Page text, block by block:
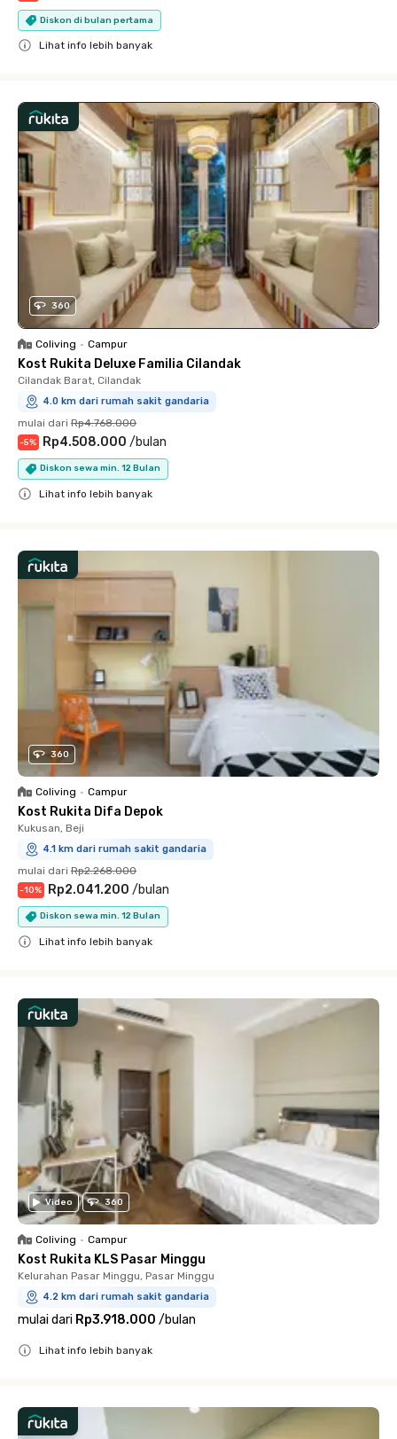
Diskon di bulan pertama
Lihat info lebih banyak
360
Coliving • Campur
Kost Rukita Deluxe Familia Cilandak
Cilandak Barat, Cilandak
4.0 km dari rumah sakit gandaria
mulai dari Rp4.768.000
-5% Rp4.508.000 /bulan
Diskon sewa min. 12 Bulan
Lihat info lebih banyak
360
Coliving • Campur
Kost Rukita Difa Depok
Kukusan, Beji
4.1 km dari rumah sakit gandaria
mulai dari Rp2.268.000
-10% Rp2.041.200 /bulan
Diskon sewa min. 12 Bulan
Lihat info lebih banyak
Video 360
Coliving • Campur
Kost Rukita KLS Pasar Minggu
Kelurahan Pasar Minggu, Pasar Minggu
4.2 km dari rumah sakit gandaria
mulai dari Rp3.918.000 /bulan
Lihat info lebih banyak